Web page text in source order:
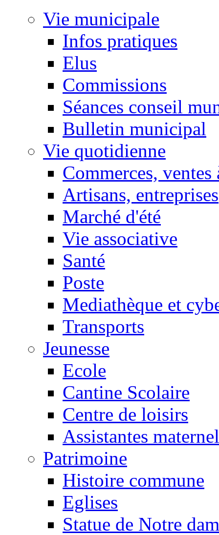
Vie municipale
Infos pratiques
Elus
Commissions
Séances conseil
Bulletin municipal
Vie quotidienne
Commerces, ventes
Artisans, entreprises
Marché d'été
Vie associative
Santé
Poste
Mediathèque et
Transports
Jeunesse
Ecole
Cantine Scolaire
Centre de loisirs
Assistantes
Patrimoine
Histoire commune
Eglises
Statue de Notre